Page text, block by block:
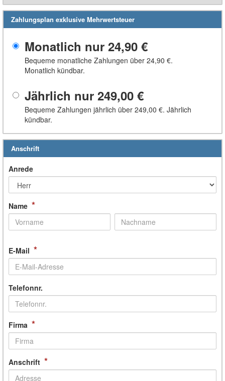
Zahlungsplan exklusive Mehrwertsteuer
Monatlich nur 24,90 €
Bequeme monatliche Zahlungen über 24,90 €.
Monatlich kündbar.
Jährlich nur 249,00 €
Bequeme Zahlungen jährlich über 249,00 €. Jährlich
kündbar.
Anschrift
Anrede
Name *
E-Mail *
Telefonnr.
Firma *
Anschrift *